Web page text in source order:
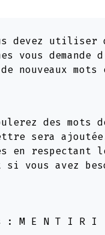
devez utiliser
vous
nouveaux
des mots
sera
en
vous avez
: M E N T I R I